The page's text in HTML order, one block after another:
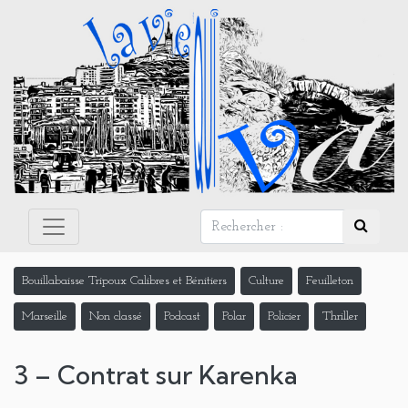
Bouillabaisse Tripoux Calibres et Bénitiers Culture Feuilleton
Marseille Non classé Podcast Polar Policier Thriller
3 – Contrat sur Karenka
Panneau de gestion des cookies